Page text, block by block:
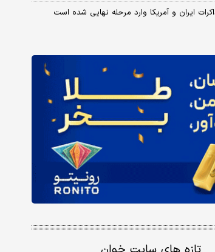
ایران و آمریکا وارد مرحله نهایی شده است